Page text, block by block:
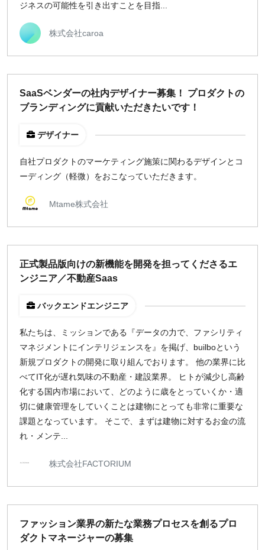
ジネスの可能性を引き出すことを目指...
株式会社caroa
SaaSベンダーの社内デザイナー募集！ プロダクトの
ブランディングに貢献いただきたいです！
デザイナー
自社プロダクトのマーケティング施策に関わるデザインとコ
ーディング（軽微）をおこなっていただきます。
Mtame株式会社
正式製品版向けの新機能を開発を担ってくださるエ
ンジニア／不動産Saas
バックエンドエンジニア
私たちは、ミッションである『データの力で、ファシリティ
マネジメントにインテリジェンスを』を掲げ、builboという
新規プロダクトの開発に取り組んでおります。 他の業界に比
べてIT化が遅れ気味の不動産・建設業界。 ヒトが減少し高齢
化する国内市場において、どのように歳をとっていくか・適
切に健康管理をしていくことは建物にとっても非常に重要な
課題となっています。 そこで、まずは建物に対するお金の流
れ・メンテ...
株式会社FACTORIUM
ファッション業界の新たな業務プロセスを創るプロ
ダクトマネージャーの募集